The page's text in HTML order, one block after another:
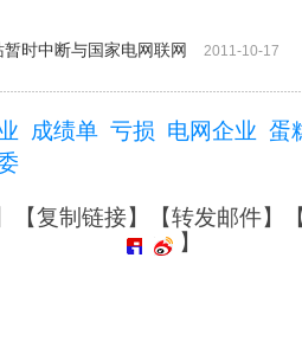
时中断与国家电网联网
2011-10-17
成绩单 亏损 电网企业 蛋
【复制链接】【转发邮件】
】